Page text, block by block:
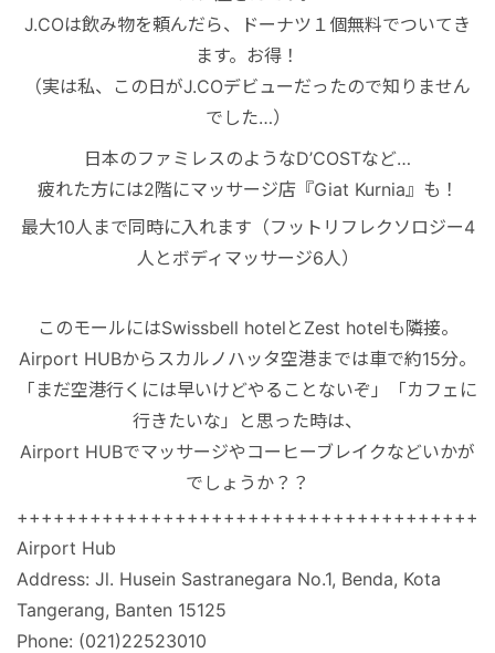
J.COは飲み物を頼んだら、ドーナツ１個無料でついてき
ます。お得！
（実は私、この日がJ.COデビューだったので知りません
でした…）
日本のファミレスのようなD’COSTなど…
疲れた方には2階にマッサージ店『Giat Kurnia』も！
最大10人まで同時に入れます（フットリフレクソロジー4
人とボディマッサージ6人）
このモールにはSwissbell hotelとZest hotelも隣接。
Airport HUBからスカルノハッタ空港までは車で約15分。
「まだ空港行くには早いけどやることないぞ」「カフェに
行きたいな」と思った時は、
Airport HUBでマッサージやコーヒーブレイクなどいかが
でしょうか？？
Airport Hub
Address: Jl. Husein Sastranegara No.1, Benda, Kota
Tangerang, Banten 15125
Phone: (021)22523010